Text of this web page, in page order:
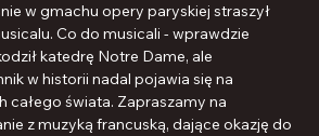
w gmachu opery paryskiej straszył
Co do musicali - wprawdzie
katedrę Notre Dame, ale
w historii nadal pojawia się na
całego świata. Zapraszamy na
z muzyką francuską, dające okazję do